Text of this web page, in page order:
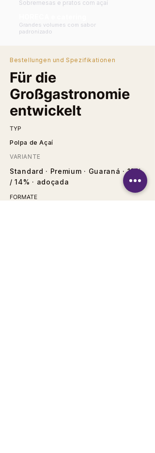
Sobremesas e pratos com açaí
Grandes volumes com sabor
padronizado
Bestellungen und Spezifikationen
Für die
Großgastronomie
entwickelt
TYP
Polpa de Açaí
VARIANTE
Standard · Premium · Guaraná · 12%
/ 14% · adoçada
FORMATE